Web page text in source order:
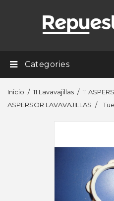
Categories
Inicio 11 Lavavajillas
11
ASPERSOR LAVAVAJILLAS